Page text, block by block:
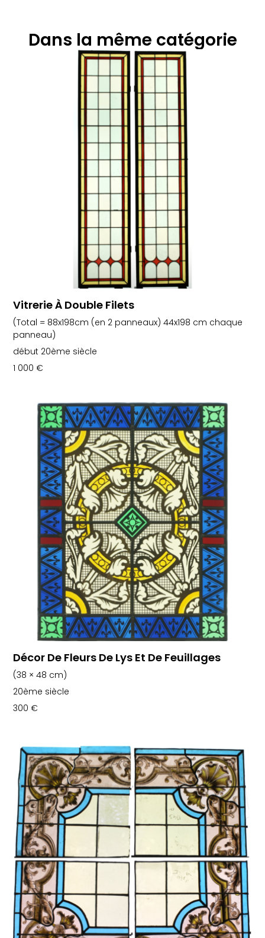
Dans la même catégorie
Vitrerie À Double Filets
(Total = 88x198cm (en 2 panneaux) 44x198 cm chaque
panneau)
début 20ème siècle
1 000€
Décor De Fleurs De Lys Et De Feuillages
(38 × 48 cm)
20ème siècle
300€